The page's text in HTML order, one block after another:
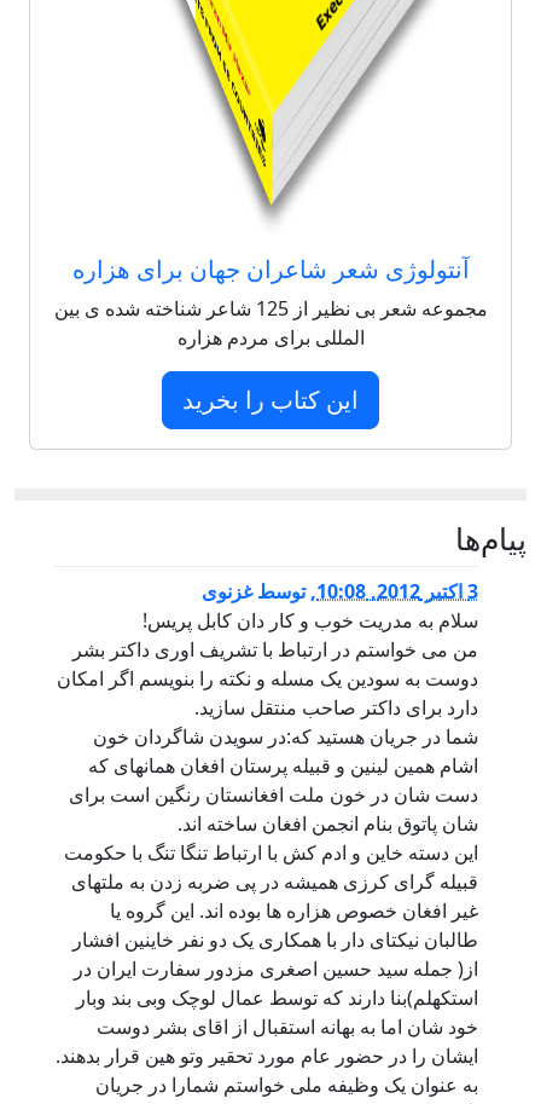
آنتولوژی شعر شاعران جهان برای هزاره
مجموعه شعر بی نظیر از 125 شاعر شناخته شده ی بین
المللی برای مردم هزاره
این کتاب را بخرید
پيام‌ها
3 اكتبر 2012, 10:08 ,توسطغزنوی
سلام به مدریت خوب و کار دان کابل پریس!
من می خواستم در ارتباط با تشریف اوری داکتر بشر
دوست به سودین یک مسله و نکته را بنویسم اگر امکان
دارد برای داکتر صاحب منتقل سازید.
شما در جریان هستید که:در سویدن شاگردان خون
اشام همین لینین و قبیله پرستان افغان همانهای که
دست شان در خون ملت افغانستان رنگین است برای
شان پاتوق بنام انجمن افغان ساخته اند.
این دسته خاین و ادم کش با ارتباط تنگا تنگ با حکومت
قبیله گرای کرزی همیشه در پی ضربه زدن به ملتهای
غیر افغان خصوص هزاره ها بوده اند. این گروه یا
طالبان نیکتای دار با همکاری یک دو نفر خاینین افشار
از( جمله سید حسین اصغری مزدور سفارت ایران در
استکهلم)بنا دارند که توسط عمال لوچک وبی بند وبار
خود شان اما به بهانه استقبال از اقای بشر دوست
ایشان را در حضور عام مورد تحقیر وتو هین قرار بدهند.
به عنوان یک وظیفه ملی خواستم شمارا در جریان